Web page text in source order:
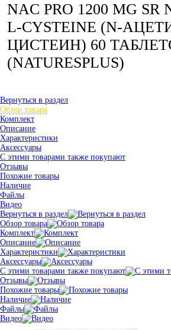
NAC PRO 1200 MG SR
L-CYSTEINE (N-
ЦИСТЕИН) 60
(NATURESPLUS)
Вернуться в раздел
Обзор товара
Комплект
Описание
Характеристики
Аксессуары
С этими товарами также покупают
Отзывы
Похожие товары
Наличие
Файлы
Видео
Вернуться в раздел
Обзор товара
Комплект
Описание
Характеристики
Аксессуары
С этими товарами также покупают
Отзывы
Похожие товары
Наличие
Файлы
Видео